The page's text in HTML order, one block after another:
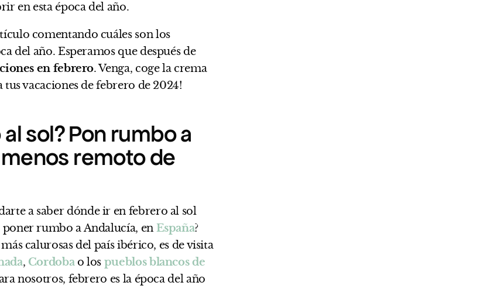
en esta época del año.
comentando cuáles son los
del año. Esperamos que después de
en febrero. Venga, coge la crema
vacaciones de febrero de 2024!
sol? Pon rumbo a
remoto de
a saber dónde ir en febrero al sol
rumbo a Andalucía, en España?
calurosas del país ibérico, es de visita
, Cordobao los pueblos blancos de
nosotros, febrero es la época del año